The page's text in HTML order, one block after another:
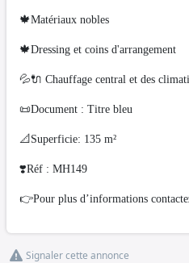
🍁Matériaux nobles
🍁Dressing et coins d'arrangement
💦🔌 Chauffage central et des
📜Document : Titre bleu
📐Superficie: 135 m²
❣️Réf : MH149
👉Pour plus d’informations
Signaler cette annonce